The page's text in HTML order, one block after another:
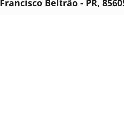
Francisco Beltrão - PR,